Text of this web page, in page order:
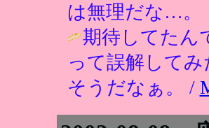
は無理だな…。
期待してたん
って誤解して
そうだなぁ。 /